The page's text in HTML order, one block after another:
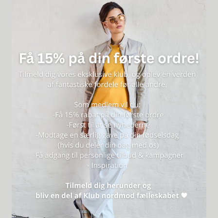
KLASSISKA LÄDERSTILAR FÖR HONOM
NOTYZ HIM
HANDLA NU